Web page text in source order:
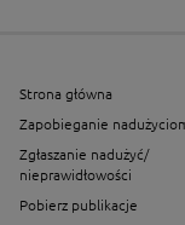
Strona główna
Zapobieganie
Zgłaszanie nadużyć/
nieprawidłowości
Pobierz publikacje